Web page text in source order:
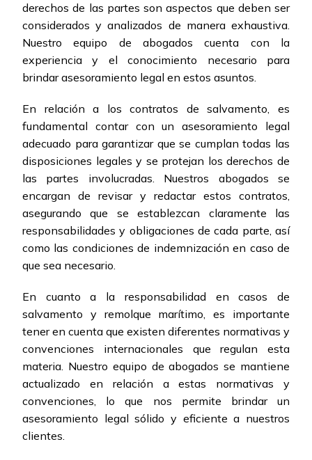
derechos de las partes son aspectos que deben ser
considerados y analizados de manera exhaustiva.
Nuestro equipo de abogados cuenta con la
experiencia y el conocimiento necesario para
brindar asesoramiento legal en estos asuntos.
En relación a los contratos de salvamento, es
fundamental contar con un asesoramiento legal
adecuado para garantizar que se cumplan todas las
disposiciones legales y se protejan los derechos de
las partes involucradas. Nuestros abogados se
encargan de revisar y redactar estos contratos,
asegurando que se establezcan claramente las
responsabilidades y obligaciones de cada parte, así
como las condiciones de indemnización en caso de
que sea necesario.
En cuanto a la responsabilidad en casos de
salvamento y remolque marítimo, es importante
tener en cuenta que existen diferentes normativas y
convenciones internacionales que regulan esta
materia. Nuestro equipo de abogados se mantiene
actualizado en relación a estas normativas y
convenciones, lo que nos permite brindar un
asesoramiento legal sólido y eficiente a nuestros
clientes.